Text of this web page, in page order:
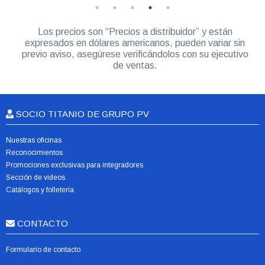
Los precios son “Precios a distribuidor” y están
expresados en dólares americanos, pueden variar sin
previo aviso, asegúrese verificándolos con su ejecutivo
de ventas.
SOCIO TITANIO DE GRUPO PV
Nuestras oficinas
Reconocimientos
Promociones exclusivas para integradores
Sección de videos
Catálogos y folletería
CONTACTO
Formulario de contacto